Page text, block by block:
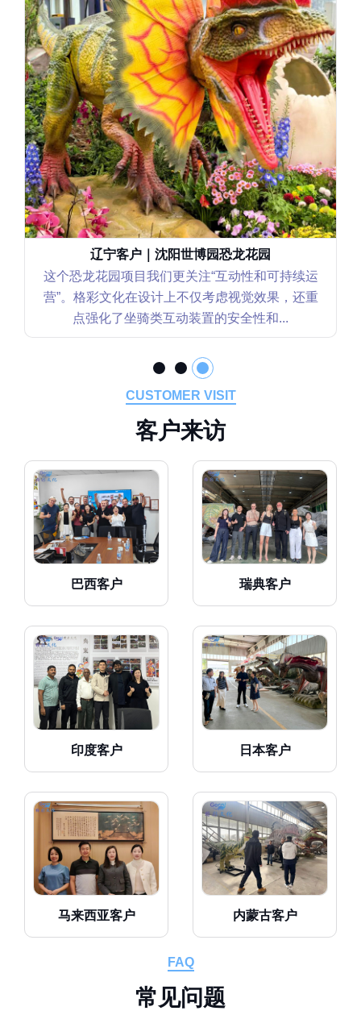
辽宁客户｜沈阳世博园恐龙花园
这个恐龙花园项目我们更关注“互动性和可持续运
营”。格彩文化在设计上不仅考虑视觉效果，还重
点强化了坐骑类互动装置的安全性和...
CUSTOMER VISIT
客户来访
巴西客户 瑞典客户
印度客户 日本客户
马来西亚客户 内蒙古客户
FAQ
常 见问题